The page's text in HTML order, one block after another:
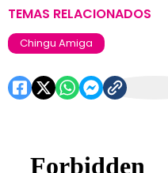
TEMAS RELACIONADOS
Chingu Amiga